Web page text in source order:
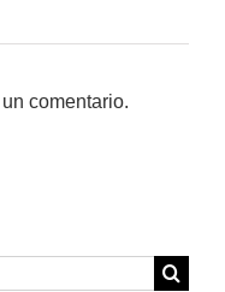
comentario.